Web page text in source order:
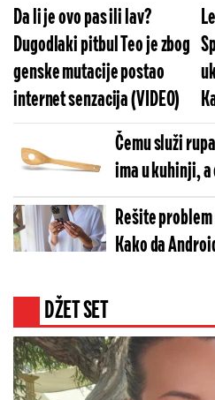
Da li je ovo pas ili lav?
Dugodlaki pitbul Teo je zbog
genske mutacije postao
internet senzacija (VIDEO)
Čemu služi
ima u kuhinji,
koriste
Rešite
Kako da
DŽET SET